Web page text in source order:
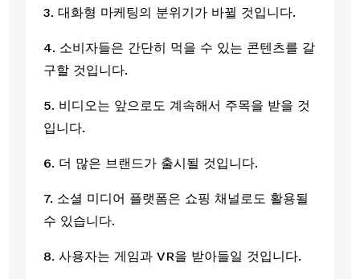
3. 대화형 마케팅의 분위기가 바뀔 것입니다.
4. 소비자들은 간단히 먹을 수 있는 콘텐츠를 갈
구할 것입니다.
5. 비디오는 앞으로도 계속해서 주목을 받을 것
입니다.
6. 더 많은 브랜드가 출시될 것입니다.
7. 소셜 미디어 플랫폼은 쇼핑 채널로도 활용될
수 있습니다.
8. 사용자는 게임과 VR을 받아들일 것입니다.